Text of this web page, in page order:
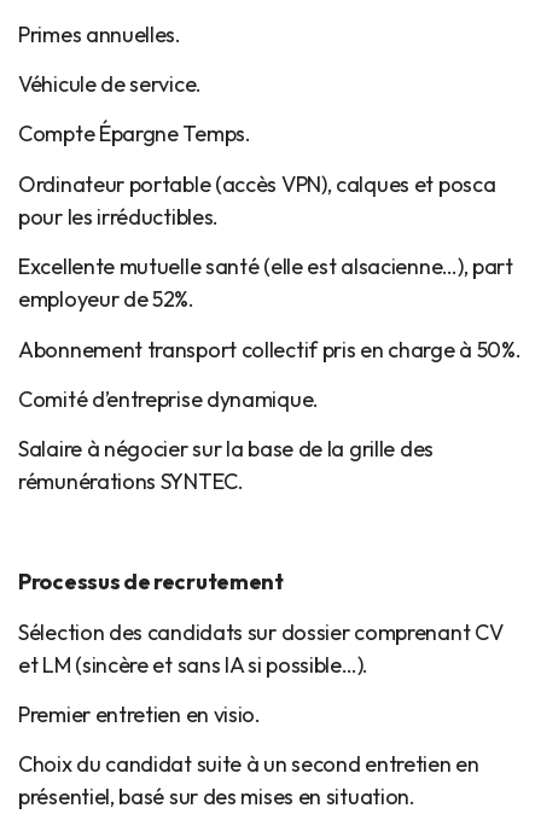
Primes annuelles.
Véhicule de service.
Compte Épargne Temps.
Ordinateur portable (accès VPN), calques et posca
pour les irréductibles.
Excellente mutuelle santé (elle est alsacienne…), part
employeur de 52%.
Abonnement transport collectif pris en charge à 50%.
Comité d’entreprise dynamique.
Salaire à négocier sur la base de la grille des
rémunérations SYNTEC.
Processus de recrutement
Sélection des candidats sur dossier comprenant CV
et LM (sincère et sans IA si possible…).
Premier entretien en visio.
Choix du candidat suite à un second entretien en
présentiel, basé sur des mises en situation.